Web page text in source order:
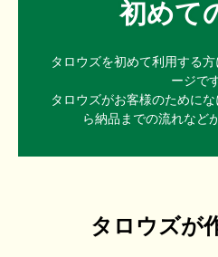
初めて
タロウズを初めて利用する
ージで
タロウズがお客様のために
ら納品までの流れなど
タロウズが